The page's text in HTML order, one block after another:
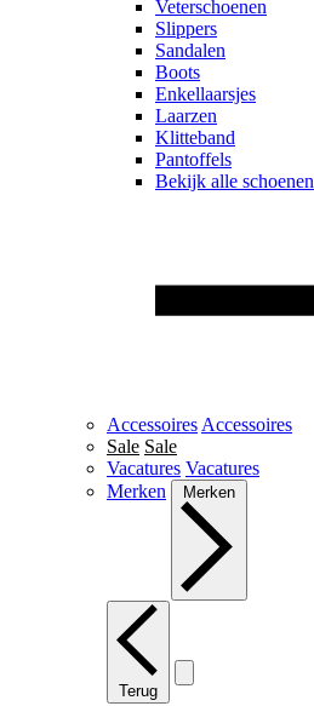
Veterschoenen
Slippers
Sandalen
Boots
Enkellaarsjes
Laarzen
Klitteband
Pantoffels
Bekijk alle schoenen
Accessoires Accessoires
Sale Sale
Vacatures Vacatures
Merken
Merken
Terug